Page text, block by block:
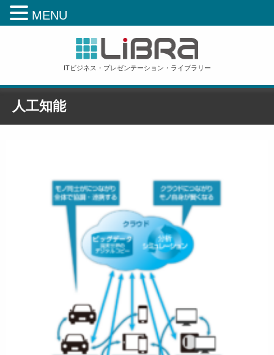
ITビジネス・プレゼンテーション・ライブラリー
人工知能
ホーム » 未来を味方にする技術
MENU